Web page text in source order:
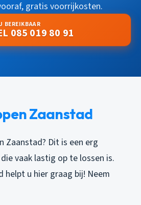
gratis voorrijkosten.
BEREIKBAAR
085 019 80 91
Zaanstad
Zaanstad? Dit is een erg
vaak lastig op te lossen is.
helpt u hier graag bij! Neem